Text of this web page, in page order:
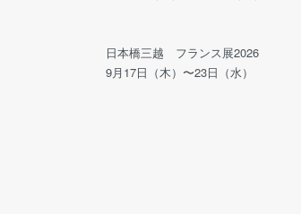
日本橋三越 フランス展2026
9月17日（木）〜23日（水）